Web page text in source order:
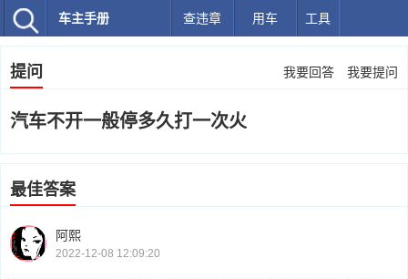
车主手册 查违章 用车 工具
提问 我要回答 我要提问
汽车不开一般停多久打一次火
最佳答案
阿熙
2022-12-08 12:09:20